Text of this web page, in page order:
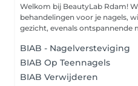
Welkom bij BeautyLab Rdam!
behandelingen voor je nagels,
gezicht, evenals ontspannende
BIAB - Nagelversteviging
BIAB Op Teennagels
BIAB Verwijderen